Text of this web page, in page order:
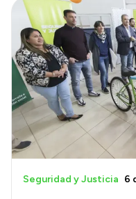
Seguridad y Justicia 6